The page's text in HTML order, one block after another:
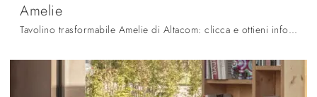
Amelie
Tavolino trasformabile Amelie di Altacom: clicca e ottieni informazioni sui Complementi e tavolini moderni in melaminico del rinomato marchio!